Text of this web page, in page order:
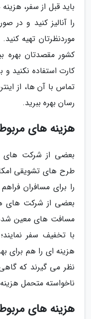
باید قبل از سفر،
را آنالیز کنید و در
موردنظرتان تهیه
کشور مقصدتان بهره
کارت استفاده نکنید و
تماس با آن ها، از
رسان بهره ببرید.
هزینه های
بعضی از شرکت های
طرح های تشویقی
را برای مسافران
بعضی از شرکت های
مسافت های معین شده
با تخفیف سفر
هزینه ای را هم برای
نظر می گیرند که
ناخواسته متحمل
هزینه های